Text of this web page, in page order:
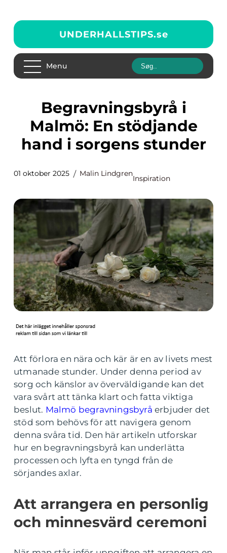
UNDERHALLSTIPS.se
Menu
Begravningsbyrå i
Malmö: En stödjande
hand i sorgens stunder
01 oktober 2025 Malin Lindgren
Inspiration
Att förlora en nära och kär är en av livets mest
utmanade stunder. Under denna period av
sorg och känslor av överväldigande kan det
vara svårt att tänka klart och fatta viktiga
beslut. Malmö begravningsbyrå erbjuder det
stöd som behövs för att navigera genom
denna svåra tid. Den här artikeln utforskar
hur en begravningsbyrå kan underlätta
processen och lyfta en tyngd från de
sörjandes axlar.
Att arrangera en personlig
och minnesvärd ceremoni